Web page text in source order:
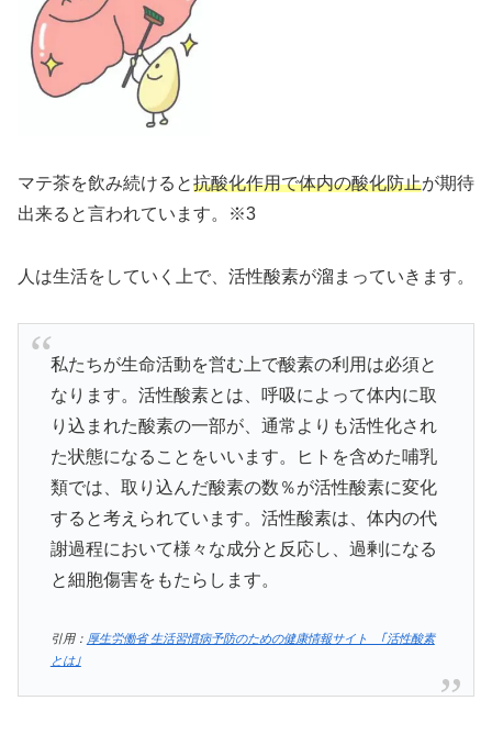
マテ茶を飲み続けると抗酸化作用で体内の酸化防止が期待
出来ると言われています。※3
人は生活をしていく上で、活性酸素が溜まっていきます。
私たちが生命活動を営む上で酸素の利用は必須と
なります。活性酸素とは、呼吸によって体内に取
り込まれた酸素の一部が、通常よりも活性化され
た状態になることをいいます。ヒトを含めた哺乳
類では、取り込んだ酸素の数％が活性酸素に変化
すると考えられています。活性酸素は、体内の代
謝過程において様々な成分と反応し、過剰になる
と細胞傷害をもたらします。
引用： 厚生労働省 生活習慣病予防のための健康情報サイト ｢活性酸素
とは｣